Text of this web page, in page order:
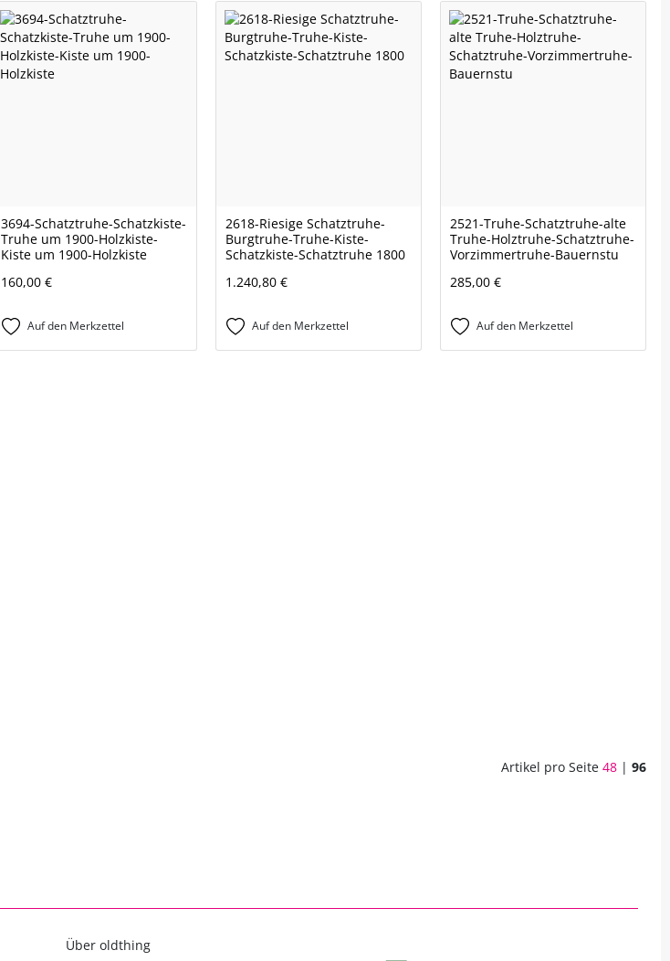
3694-Schatztruhe-Schatzkiste-
Truhe um 1900-Holzkiste-
Kiste um 1900-Holzkiste
160,00 €
Auf den Merkzettel
2618-Riesige Schatztruhe-
Burgtruhe-Truhe-Kiste-
Schatzkiste-Schatztruhe 1800
1.240,80 €
Auf den Merkzettel
2521-Truhe-Schatztruhe-alte
Truhe-Holztruhe-Schatztruhe-
Vorzimmertruhe-Bauernstu
285,00 €
Auf den Merkzettel
Artikel pro Seite 48 | 96
Über oldthing